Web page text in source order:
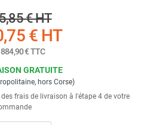
€HT
€ HT
€TTC
GRATUITE
hors Corse)
frais de livraison à l'étape 4 de votre